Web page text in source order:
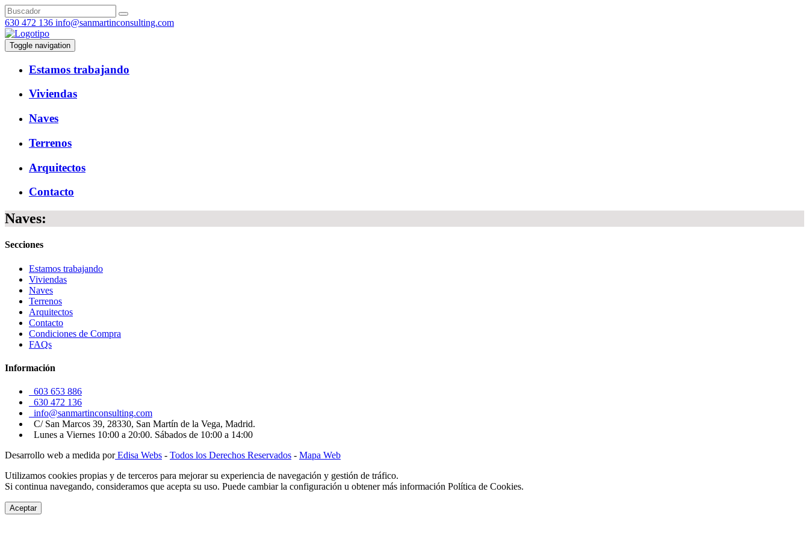
630 472 136 info@sanmartinconsulting.com
Toggle navigation
Estamos trabajando
Viviendas
Naves
Terrenos
Arquitectos
Contacto
Naves:
Secciones
Estamos trabajando
Viviendas
Naves
Terrenos
Arquitectos
Contacto
Condiciones de Compra
FAQs
Información
603 653 886
630 472 136
info@sanmartinconsulting.com
C/ San Marcos 39, 28330, San Martín de la Vega, Madrid.
Lunes a Viernes 10:00 a 20:00. Sábados de 10:00 a 14:00
Desarrollo web a medida porEdisa Webs - Todos los Derechos Reservados - Mapa Web
Utilizamos cookies propias y de terceros para mejorar su experiencia de navegación y gestión de tráfico.
Si continua navegando, consideramos que acepta su uso. Puede cambiar la configuración u obtener más información Política de Cookies.
Aceptar